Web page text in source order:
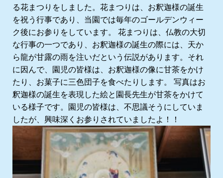
る花まつりをしました。花まつりは、お釈迦様の誕生
を祝う行事であり、当園では毎年のゴールデンウィー
ク後にお参りをしています。 花まつりは、仏教の大切
な行事の一つであり、お釈迦様の誕生の際には、天か
ら龍が甘露の雨を注いだという伝説があります。それ
に因んで、園児の皆様は、お釈迦様の像に甘茶をかけ
たり、お菓子に三色団子を食べたりします。 写真はお
釈迦様の誕生を表現した絵と園長先生が甘茶をかけて
いる様子です。園児の皆様は、不思議そうにしていま
したが、興味深くお参りされていましたよ！！